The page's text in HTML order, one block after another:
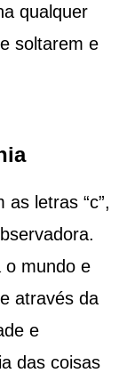
qualquer
soltarem e
letras “c”,
o mundo e
através da
e
das coisas